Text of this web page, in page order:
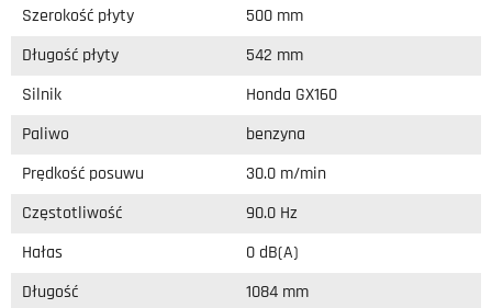
Szerokość płyty 500 mm
Długość płyty 542 mm
Silnik Honda GX160
Paliwo benzyna
Prędkość posuwu 30.0 m/min
Częstotliwość 90.0 Hz
Hałas 0 dB(A)
Długość 1084 mm